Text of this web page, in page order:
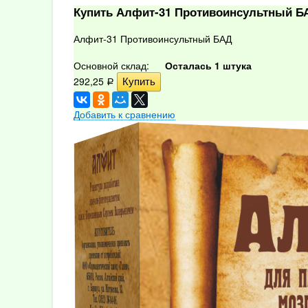
Купить Алфит-31 Противоинсультный
Алфит-31 Противоинсультный БАД
Основной склад:
Осталась 1 штука
292,25 Р
Добавить к сравнению